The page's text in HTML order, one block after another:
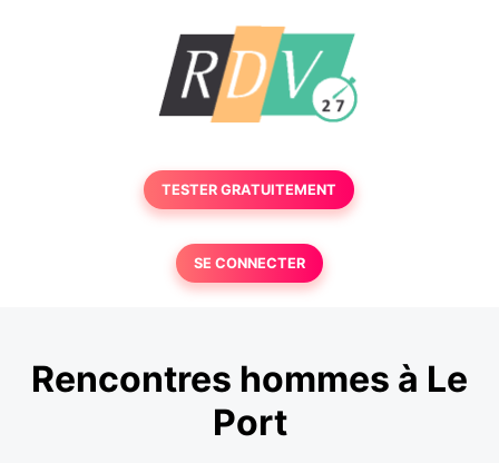
TESTER GRATUITEMENT
SE CONNECTER
Rencontres hommes à Le
Port